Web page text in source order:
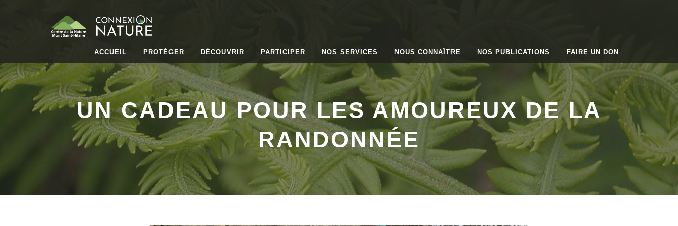
ACCUEIL PROTÉGER DÉCOUVRIR PARTICIPER NOS SERVICES NOUS CONNAÎTRE NOS PUBLICATIONS FAIRE UN DON
UN CADEAU POUR LES AMOUREUX DE LA
RANDONNÉE